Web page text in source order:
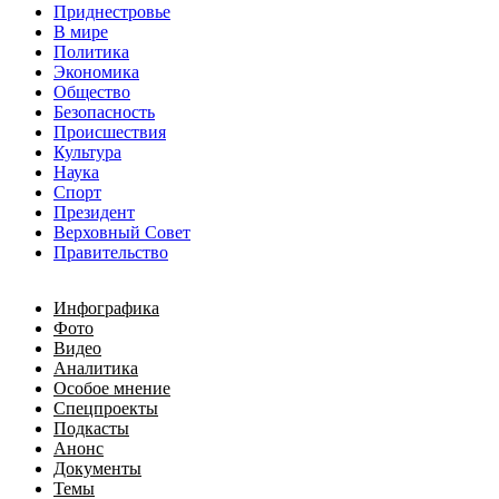
Приднестровье
В мире
Политика
Экономика
Общество
Безопасность
Происшествия
Культура
Наука
Спорт
Президент
Верховный Совет
Правительство
Инфографика
Фото
Видео
Аналитика
Особое мнение
Спецпроекты
Подкасты
Анонс
Документы
Темы